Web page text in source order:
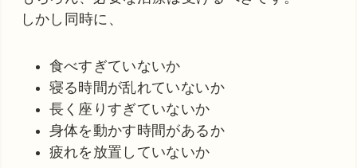
しかし同時に、
食べすぎていないか
寝る時間が乱れていないか
長く座りすぎていないか
身体を動かす時間があるか
疲れを放置していないか